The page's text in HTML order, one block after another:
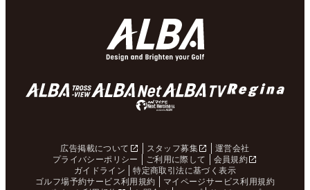
広告掲載について スタッフ募集
運営会社
プライバシーポリシー
ご利用に際して
会員規約
ガイドライン
特定商取引法に基づく表示
ゴルフ場予約サービス利用規約
マイページサービス利用規約